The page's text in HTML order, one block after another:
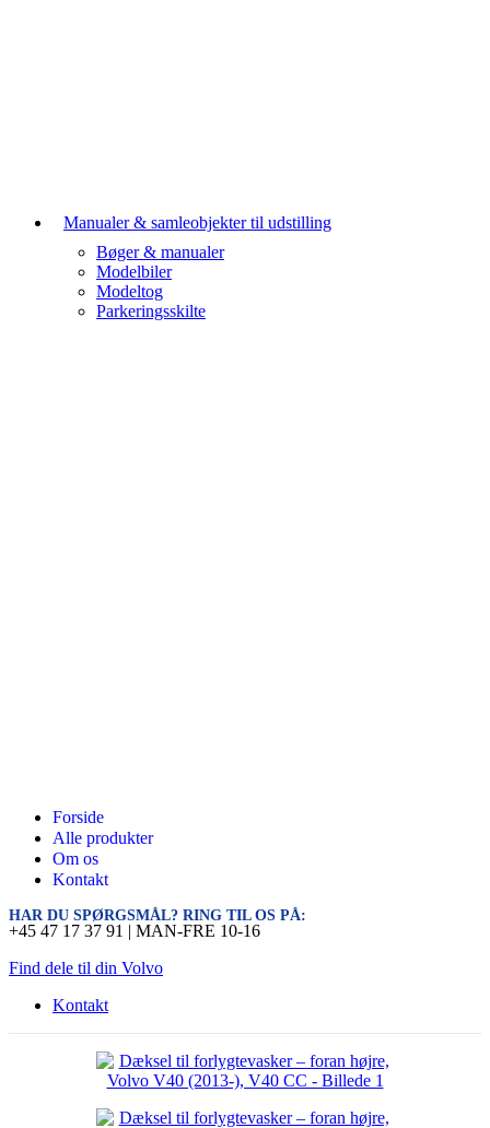
Manualer & samleobjekter til udstilling
Bøger & manualer
Modelbiler
Modeltog
Parkeringsskilte
Forside
Alle produkter
Om os
Kontakt
HAR DU SPØRGSMÅL? RING TIL OS PÅ:
+45 47 17 37 91 | MAN-FRE 10-16
Find dele til din Volvo
Kontakt